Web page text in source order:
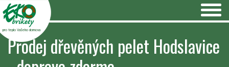
pro teplo Vašeho domova
Prodej dřevěných pelet Hodslavice